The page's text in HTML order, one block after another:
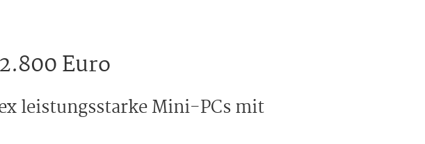
Euro
leistungsstarke Mini-PCs mit